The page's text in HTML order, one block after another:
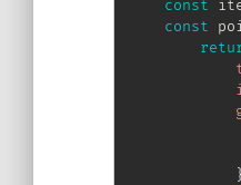
const
const